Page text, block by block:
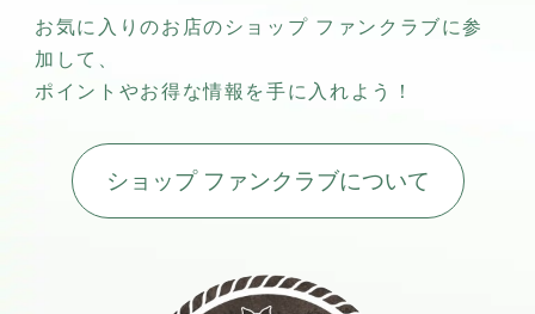
お気に入りのお店のショップ ファンクラブに参
加して、
ポイントやお得な情報を手に入れよう！
ショップ ファンクラブについて